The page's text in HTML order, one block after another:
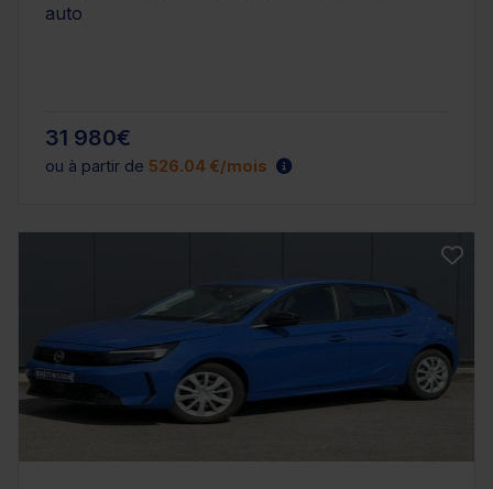
auto
31 980€
ou à partir de 526.04 €/mois